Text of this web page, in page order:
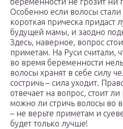
Особенно если волосы
короткая прическа придаст
будущей мамы, и заодно
Здесь, наверное, вопрос
приметам. На Руси считали,
во время беременности
волосы хранят в себе силу
состричь – сила уходит.
отвечает на вопрос, стоит
можно ли стричь волосы во
– не верьте приметам и
будет только лучше!